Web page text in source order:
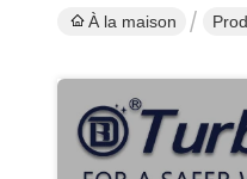
À la maison